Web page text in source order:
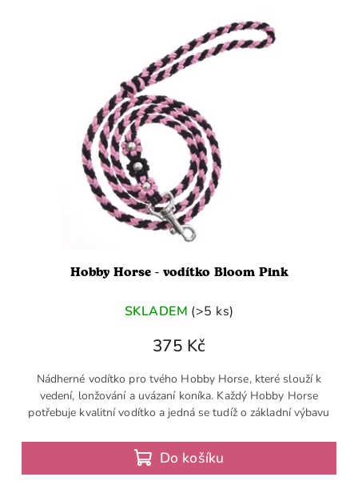
Hobby Horse - vodítko Bloom Pink
SKLADEM (>5 ks)
375 Kč
Do košíku
Nádherné vodítko pro tvého Hobby Horse, které slouží k
vedení, lonžování a uvázaní koníka. Každý Hobby Horse
potřebuje kvalitní vodítko a jedná se tudíž o základní výbavu